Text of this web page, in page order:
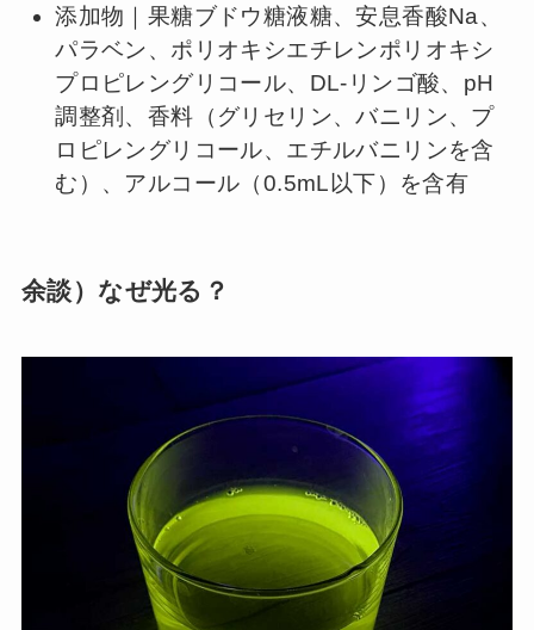
添加物｜果糖ブドウ糖液糖、安息香酸Na、
パラベン、ポリオキシエチレンポリオキシ
プロピレングリコール、DL-リンゴ酸、pH
調整剤、香料（グリセリン、バニリン、プ
ロピレングリコール、エチルバニリンを含
む）、アルコール（0.5mL以下）を含有
余談）なぜ光る？